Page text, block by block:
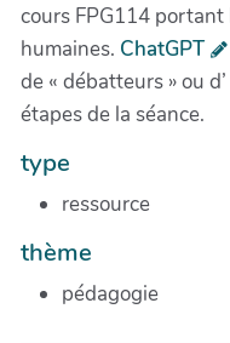
cours FPG114
humaines. ChatGPT
de « débatteurs » ou
étapes de la séance.
type
ressource
thème
pédagogie